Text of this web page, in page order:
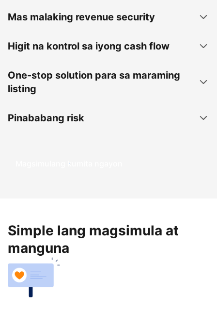
Mas malaking revenue security
Higit na kontrol sa iyong cash flow
One-stop solution para sa maraming
listing
Pinababang risk
Magsimulang kumita ngayon
Simple lang magsimula at
manguna